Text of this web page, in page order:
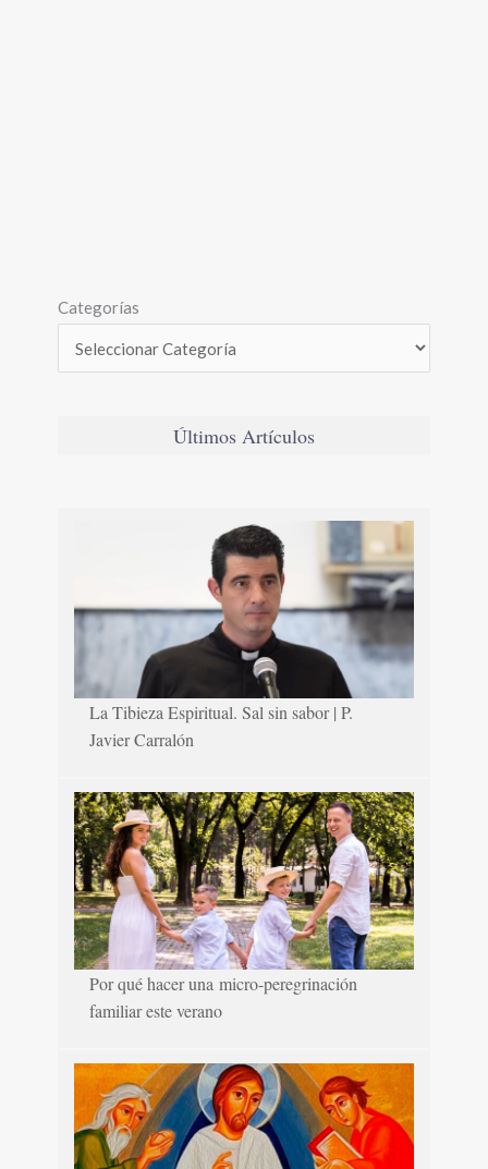
Categorías
Últimos Artículos
La Tibieza Espiritual. Sal sin sabor | P.
Javier Carralón
Por qué hacer una micro-peregrinación
familiar este verano